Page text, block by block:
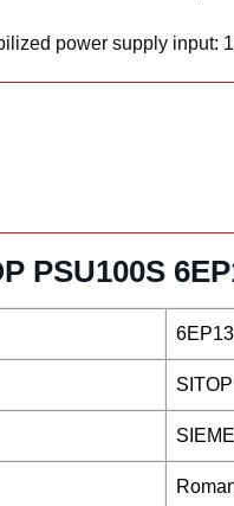
power supply input:
PSU100S